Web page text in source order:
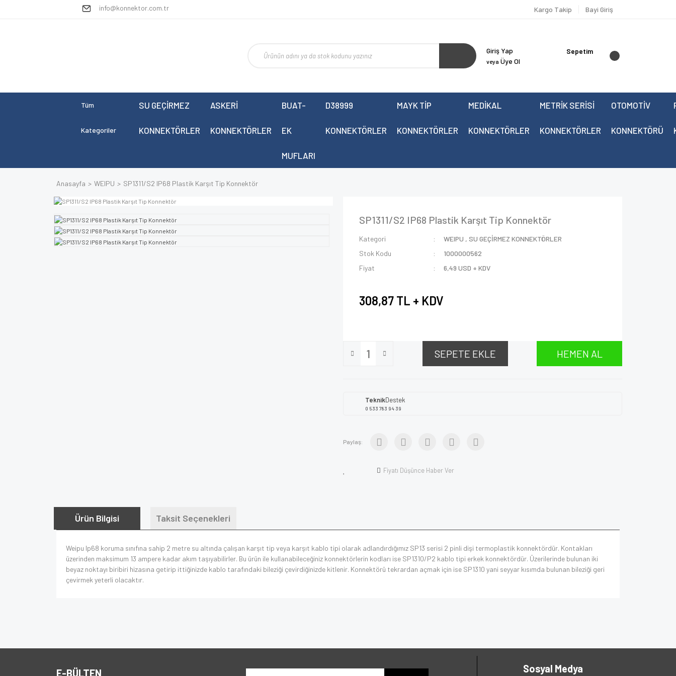
info@konnektor.com.tr Kargo Takip Bayi Giriş
Giriş Yap
veya Üye Ol
Sepetim
Tüm
Kategoriler
SU GEÇİRMEZ
KONNEKTÖRLER
ASKERİ
KONNEKTÖRLER
BUAT-
EK
MUFLARI
D38999
KONNEKTÖRLER
MAYK TİP
KONNEKTÖRLER
MEDİKAL
KONNEKTÖRLER
METRİK SERİSİ
KONNEKTÖRLER
OTOMOTİV
KONNEKTÖRÜ
Anasayfa WEIPU SP1311/S2 IP68 Plastik Karşıt Tip Konnektör
SP1311/S2 IP68 Plastik Karşıt Tip Konnektör
Kategori WEIPU ,SU GEÇİRMEZ KONNEKTÖRLER
Stok Kodu
1000000562
Fiyat
6,49 USD + KDV
308,87 TL + KDV
SEPETE EKLE HEMEN AL
TeknikDestek
0 533 783 94 39
Paylaş:
Fiyatı Düşünce Haber Ver
Ürün Bilgisi Taksit Seçenekleri
Weipu Ip68 koruma sınıfına sahip 2 metre su altında çalışan karşıt tip veya karşıt kablo tipi olarak adlandırdığımız SP13 serisi 2 pinli dişi termoplastik konnektördür. Kontakları
üzerinden maksimum 13 ampere kadar akım taşıyabilirler. Bu ürün ile kullanabileceğiniz konnektörlerin kodları ise SP1310/P2 kablo tipi erkek konnektördür. Üzerilerinde bulunan iki
beyaz noktayı biribiri hizasına getirip ittiğinizde kablo tarafındaki bileziği çevirdiğinizde kitlenir. Konnektörü tekrardan açmak için ise SP1310 yani seyyar kısımda bulunan bileziği geri
çevirmek yeterli olacaktır.
E-BÜLTEN Sosyal Medya